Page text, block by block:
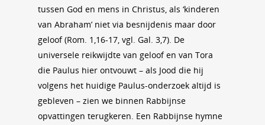
tussen God en mens in Christus, als ‘kinderen
van Abraham’ niet via besnijdenis maar door
geloof (Rom. 1,16-17, vgl. Gal. 3,7). De
universele reikwijdte van geloof en van Tora
die Paulus hier ontvouwt – als Jood die hij
volgens het huidige Paulus-onderzoek altijd is
gebleven – zien we binnen Rabbijnse
opvattingen terugkeren. Een Rabbijnse hymne